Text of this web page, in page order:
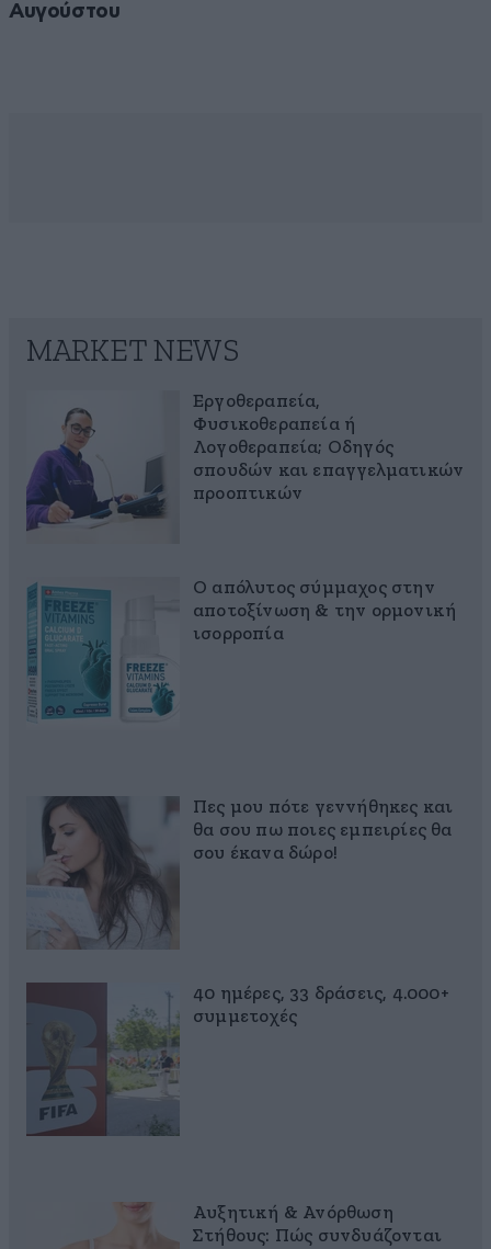
Αυγούστου
MARKET NEWS
Εργοθεραπεία,
Φυσικοθεραπεία ή
Λογοθεραπεία; Οδηγός
σπουδών και επαγγελματικών
προοπτικών
Ο απόλυτος σύμμαχος στην
αποτοξίνωση & την ορμονική
ισορροπία
Πες μου πότε γεννήθηκες και
θα σου πω ποιες εμπειρίες θα
σου έκανα δώρο!
40 ημέρες, 33 δράσεις, 4.000+
συμμετοχές
Αυξητική & Ανόρθωση
Στήθους: Πώς συνδυάζονται